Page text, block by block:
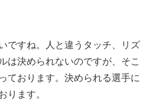
ですね。人と違うタッチ、リズ
は決められないのですが、そこ
ております。決められる選手に
ります。